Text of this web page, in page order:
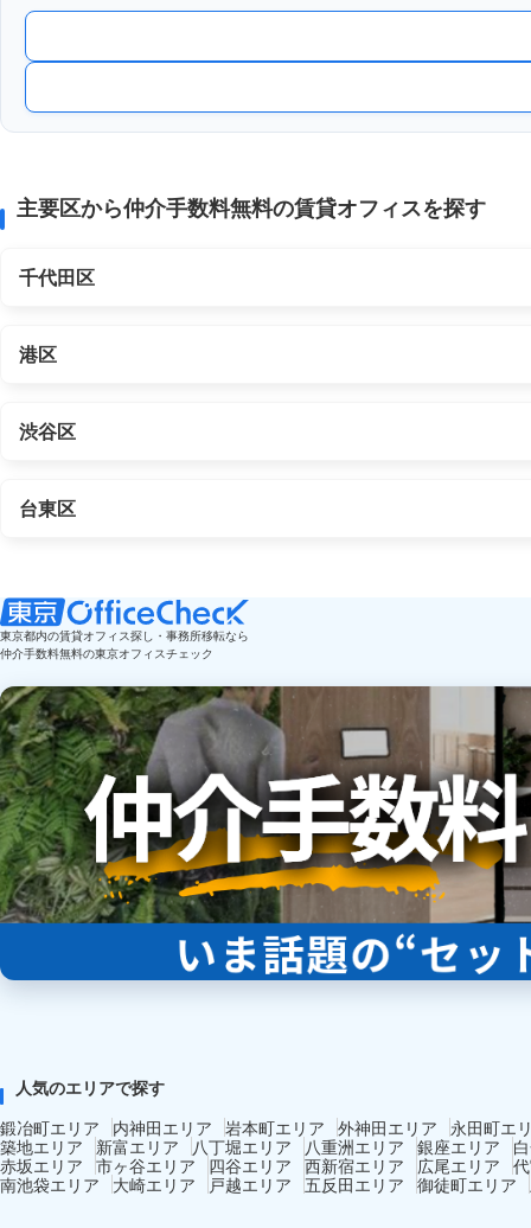
主要区から仲介手数料無料の賃貸オフィスを探す
千代田区
港区
渋谷区
台東区
東京都内の賃貸オフィス探し・事務所移転なら
仲介手数料無料の東京オフィスチェック
人気のエリアで探す
鍛冶町エリア
内神田エリア 岩本町エリア 外神田エリア
永田町エ
築地エリア
新富エリア 八丁堀エリア 八重洲エリア 銀座エリア
赤坂エリア 市ヶ谷エリア 四谷エリア 西新宿エリア 広尾エリア
南池袋エリア
大崎エリア 戸越エリア 五反田エリア 御徒町エリア